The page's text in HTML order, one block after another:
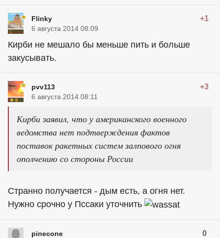
Flinky +1
6 августа 2014 08:09
Кирби не мешало бы меньше пить и больше
закусывать.
pvv113 +3
6 августа 2014 08:11
Кирби заявил, что у американского военного
ведомства нет подтверждения фактов
поставок ракетных систем залпового огня
ополчению со стороны России
Странно получается - дым есть, а огня нет.
Нужно срочно у Пссаки уточнить
pinecone 0